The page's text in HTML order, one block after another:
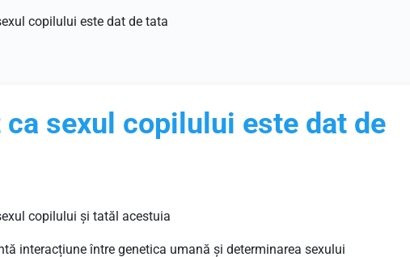
copilului este dat de tata
sexul copilului este dat de
copilului și tatăl acestuia
interacțiune între genetica umană și determinarea sexului